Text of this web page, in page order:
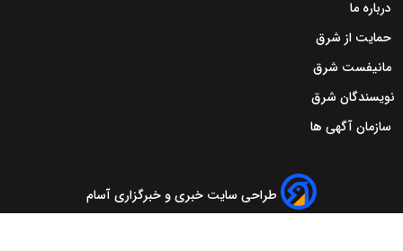
درباره ما
حمایت از شرق
مانیفست شرق
نویسندگان شرق
سازمان آگهی ها
طراحی سایت خبری و خبرگزاری آسام